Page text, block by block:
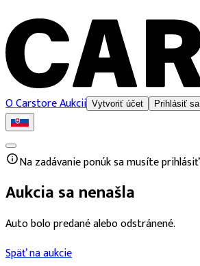
O Carstore Aukcii Vytvoriť účet Prihlásiť sa
Na zadávanie ponúk sa musíte prihlásiť
Aukcia sa nenašla
Auto bolo predané alebo odstránené.
Späť na aukcie